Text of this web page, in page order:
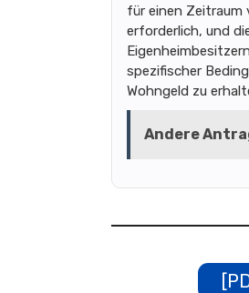
für einen Zeitraum
erforderlich, und
spezifischer
Wohngeld zu
Andere